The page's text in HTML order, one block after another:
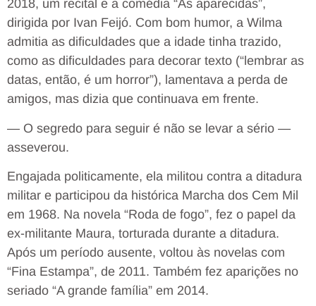
2018, um recital e a comédia “As aparecidas”,
dirigida por Ivan Feijó. Com bom humor, a Wilma
admitia as dificuldades que a idade tinha trazido,
como as dificuldades para decorar texto (“lembrar as
datas, então, é um horror”), lamentava a perda de
amigos, mas dizia que continuava em frente.
— O segredo para seguir é não se levar a sério —
asseverou.
Engajada politicamente, ela militou contra a ditadura
militar e participou da histórica Marcha dos Cem Mil
em 1968. Na novela “Roda de fogo”, fez o papel da
ex-militante Maura, torturada durante a ditadura.
Após um período ausente, voltou às novelas com
“Fina Estampa”, de 2011. Também fez aparições no
seriado “A grande família” em 2014.